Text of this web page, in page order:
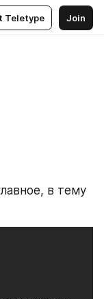
Teletype Join
в тему